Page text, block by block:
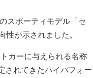
スポーティモデル「セ
が示されました。
カーに与えられる名称
されてきたハイパフォー